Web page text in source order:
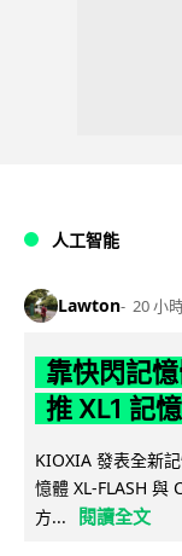
人工智能
Lawton 20 小
靠快閃記
推 XL1 記
KIOXIA 發表全新
憶體 XL-FLASH 與
方...
閱讀全文